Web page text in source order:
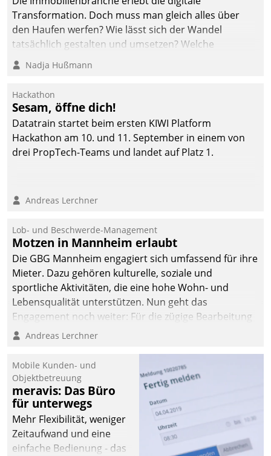
automatisiert, vollständig
und auf Wunsch über
mehrere zuvor
Kommunikationswege bei
Transformation. Doch muss man gleich alles über
den Haufen werfen? Wie lässt sich der Wandel
tatsächlich gestalten und umsetzen? Welche
Argumente zählen wirklich?
Nadja Hußmann
Hackathon
Sesam, öffne dich!
Datatrain startet beim ersten KIWI Platform
Hackathon am 10. und 11. September in einem von
drei PropTech-Teams und landet auf Platz 1.
Andreas Lerchner
Lob- und Beschwerde-Management
Motzen in Mannheim erlaubt
Die GBG Mannheim engagiert sich umfassend für ihre
Mieter. Dazu gehören kulturelle, soziale und
sportliche Aktivitäten, die eine hohe Wohn- und
Lebensqualität unterstützen. Nun geht das
Engagement noch weiter: Für die zügige Bearbeitung
von Beschwerden – oder Lob – richtet das
und Beschwerde-Management einen eigenen Kanal
ein.
Andreas Lerchner
Mobile Kunden- und
Objektbetreuung
meravis: Das Büro
für unterwegs
Mehr Flexibilität, weniger
Zeitaufwand und eine
einfache Bedienung - das